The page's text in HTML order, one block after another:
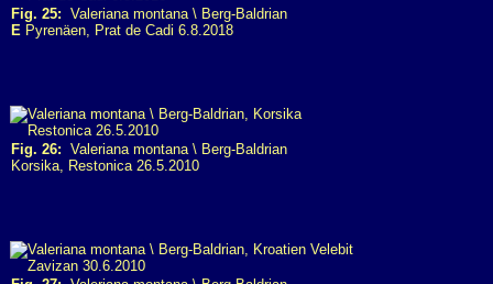
Fig. 25: Valeriana montana \ Berg-Baldrian
E Pyrenäen, Prat de Cadi 6.8.2018
Fig. 26: Valeriana montana \ Berg-Baldrian
Korsika, Restonica 26.5.2010